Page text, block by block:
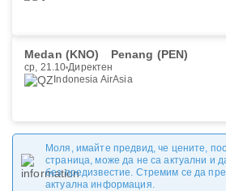
Medan (KNO) Penang (PEN)
ср, 21.10 Директен
Indonesia AirAsia
Моля, имайте предвид, че цените,
страница, може да не са актуални и
без предизвестие. Стремим се да
актуална информация.